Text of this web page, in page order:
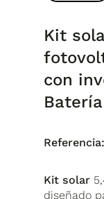
Kit
con
Referencia:
Kit solar
diseñado